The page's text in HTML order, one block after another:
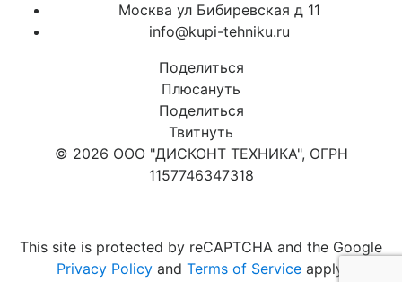
Москва ул Бибиревская д 11
info@kupi-tehniku.ru
Поделиться
Плюсануть
Поделиться
Твитнуть
© 2026 ООО "ДИСКОНТ ТЕХНИКА", ОГРН
1157746347318
This site is protected by reCAPTCHA and the Google
Privacy Policyand Terms of Serviceapply.